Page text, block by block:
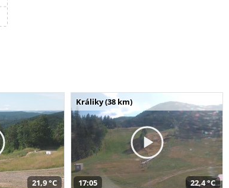
21,9 °C
Králiky (38 km)
17:05 22,4 °C